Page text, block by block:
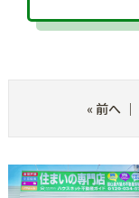
« 前へ｜